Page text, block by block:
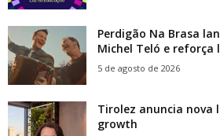
Perdigão Na Brasa
Michel Teló e reforça
5 de agosto de 2026
Tirolez anuncia nova
growth